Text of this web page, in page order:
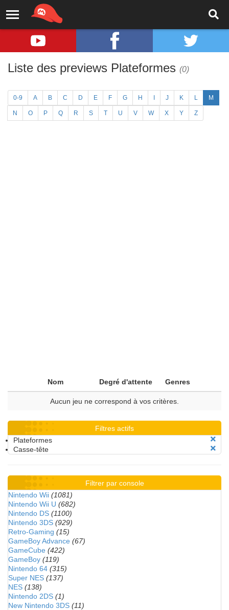
Liste des previews Plateformes (0)
0-9 A B C D E F G H J K L M
N O P Q R S T U V W X Y Z
Nom Degré d'attente Genres
Aucun jeu ne correspond à vos critères.
Filtres actifs
Plateformes
Casse-tête
Filtrer par console
Nintendo Wii (1081)
Nintendo Wii U (682)
Nintendo DS (1100)
Nintendo 3DS (929)
Retro-Gaming (15)
GameBoy Advance (67)
GameCube (422)
GameBoy (119)
Nintendo 64 (315)
Super NES (137)
NES (138)
Nintendo 2DS (1)
New Nintendo 3DS (11)